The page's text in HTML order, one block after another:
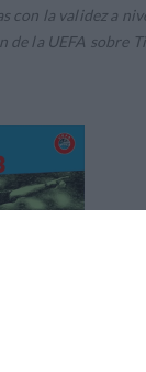
con la validez a
de la UEFA sobre